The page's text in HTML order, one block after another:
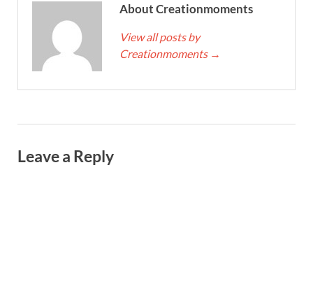
About Creationmoments
View all posts by
Creationmoments →
Leave a Reply